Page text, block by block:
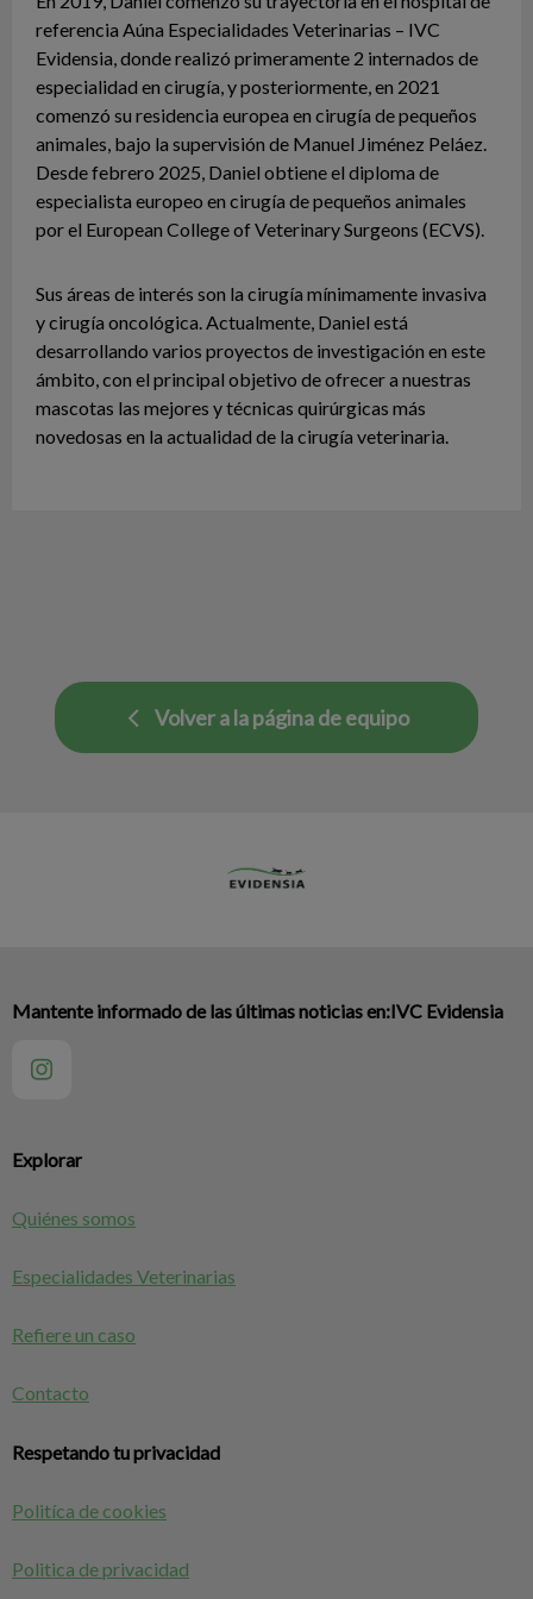
referencia Aúna Especialidades Veterinarias – IVC
Evidensia, donde realizó primeramente 2 internados de
especialidad en cirugía, y posteriormente, en 2021
comenzó su residencia europea en cirugía de pequeños
animales, bajo la supervisión de Manuel Jiménez Peláez.
Desde febrero 2025, Daniel obtiene el diploma de
especialista europeo en cirugía de pequeños animales
por el European College of Veterinary Surgeons (ECVS).
Sus áreas de interés son la cirugía mínimamente invasiva
y cirugía oncológica. Actualmente, Daniel está
desarrollando varios proyectos de investigación en este
ámbito, con el principal objetivo de ofrecer a nuestras
mascotas las mejores y técnicas quirúrgicas más
novedosas en la actualidad de la cirugía veterinaria.
Volver a la página de equipo
Explorar
Quiénes somos
Especialidades Veterinarias
Refiere un caso
Contacto
Respetando tu privacidad
Politíca de cookies
Politica de privacidad
Mantente informado de las últimas noticias en:IVC Evidensia